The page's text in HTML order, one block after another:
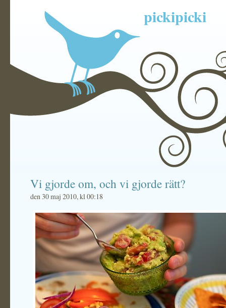
pickipicki
Vi gjorde om, och vi gjorde rätt?
den 30 maj 2010, kl 00:18